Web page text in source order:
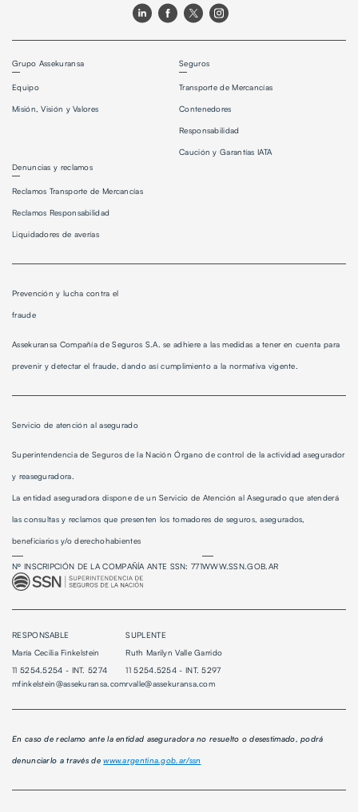
Grupo Assekuransa
Equipo
Misión, Visión y Valores
Seguros
Transporte de Mercancías
Contenedores
Responsabilidad
Caución y Garantías IATA
Denuncias y reclamos
Reclamos Transporte de Mercancías
Reclamos Responsabilidad
Liquidadores de averías
Prevención y lucha contra el
fraude
Assekuransa Compañía de Seguros S.A. se adhiere a las medidas a tener en cuenta para
prevenir y detectar el fraude, dando así cumplimiento a la normativa vigente.
Servicio de atención al asegurado
Superintendencia de Seguros de la Nación Órgano de control de la actividad asegurador
y reaseguradora.
La entidad aseguradora dispone de unServicio de Atención al Asegurado que atenderá
las consultas y reclamos que presenten los tomadores de seguros, asegurados,
beneficiarios y/o derechohabientes
Nº INSCRIPCIÓN DE LA COMPAÑÍA ANTE SSN: 771WWW.SSN.GOB.AR
RESPONSABLE
María Cecilia Finkelstein
11 5254.5254 - INT. 5274
mfinkelstein@assekuransa.com
SUPLENTE
Ruth Marilyn Valle Garrido
11 5254.5254 - INT. 5297
rvalle@assekuransa.com
En caso de reclamo ante la entidad aseguradora no resuelto o desestimado, podrá
denunciarlo a través de www.argentina.gob.ar/ssn